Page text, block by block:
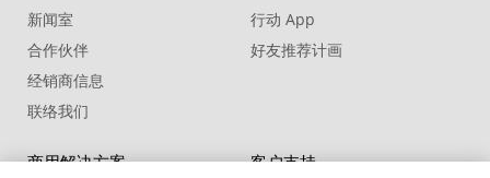
新闻室
合作伙伴
经销商信息
联络我们
行动 App
好友推荐计画
商用解决方案 客户支持